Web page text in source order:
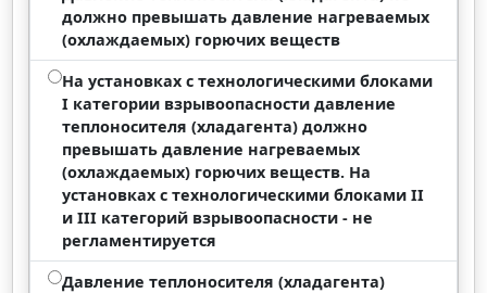
должно превышать давление нагреваемых
(охлаждаемых) горючих веществ
На установках с технологическими блоками
I категории взрывоопасности давление
теплоносителя (хладагента) должно
превышать давление нагреваемых
(охлаждаемых) горючих веществ. На
установках с технологическими блоками II
и III категорий взрывоопасности - не
регламентируется
Давление теплоносителя (хладагента)